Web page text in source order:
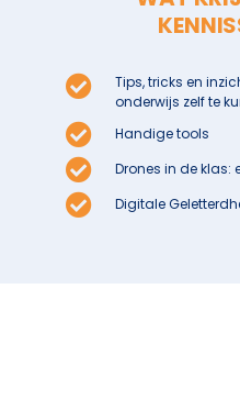
Tips, tricks en
onderwijs zelf te
Handige tools
Drones in de
Digitale